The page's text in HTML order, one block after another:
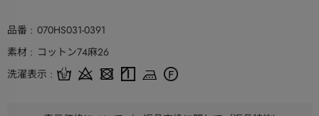
品番
070HS031-0391
素材
コットン74麻26
洗濯表示